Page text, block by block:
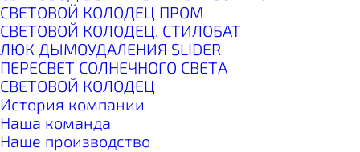
СВЕТОВОЙ КОЛОДЕЦ ПРОМ
СВЕТОВОЙ КОЛОДЕЦ. СТИЛОБАТ
ЛЮК ДЫМОУДАЛЕНИЯ SLIDER
ПЕРЕСВЕТ СОЛНЕЧНОГО СВЕТА
СВЕТОВОЙ КОЛОДЕЦ
История компании
Наша команда
Наше производство